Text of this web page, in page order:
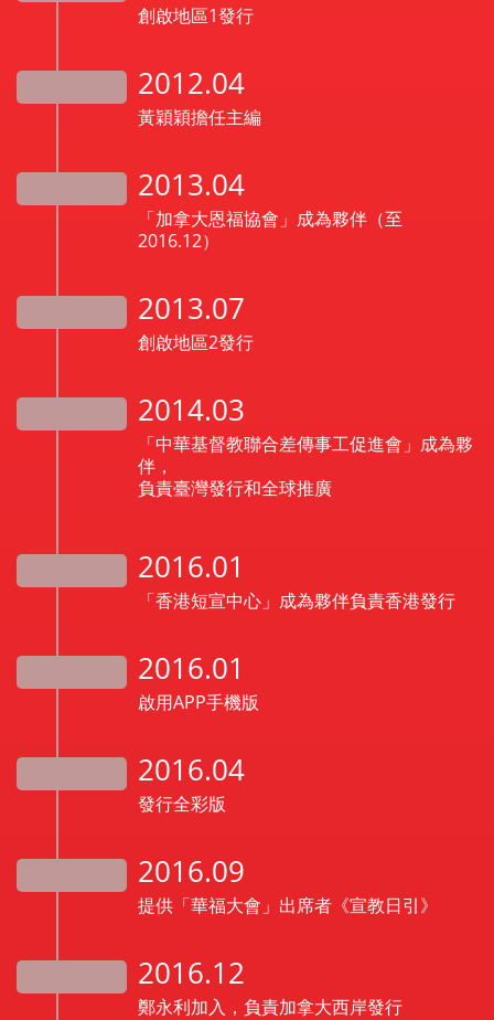
創啟地區1發行
2012.04
黃穎穎擔任主編
2013.04
「加拿大恩福協會」成為夥伴（至
2016.12）
2013.07
創啟地區2發行
2014.03
「中華基督教聯合差傳事工促進會」成為夥
伴，
負責臺灣發行和全球推廣
2016.01
「香港短宣中心」成為夥伴負責香港發行
2016.01
啟用APP手機版
2016.04
發行全彩版
2016.09
提供「華福大會」出席者《宣教日引》
2016.12
鄭永利加入，負責加拿大西岸發行